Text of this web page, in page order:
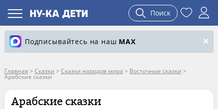
Поиск
Подписывайтесь на наш MAX
Главная > Сказки > Сказки народов мира > Восточные сказки >
Арабские сказки
Арабские сказки